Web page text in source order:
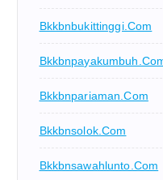
Bkkbnbukittinggi.com
Bkkbnpariaman.com
Bkkbnsolok.com
Bkkbnsawahlunto.com